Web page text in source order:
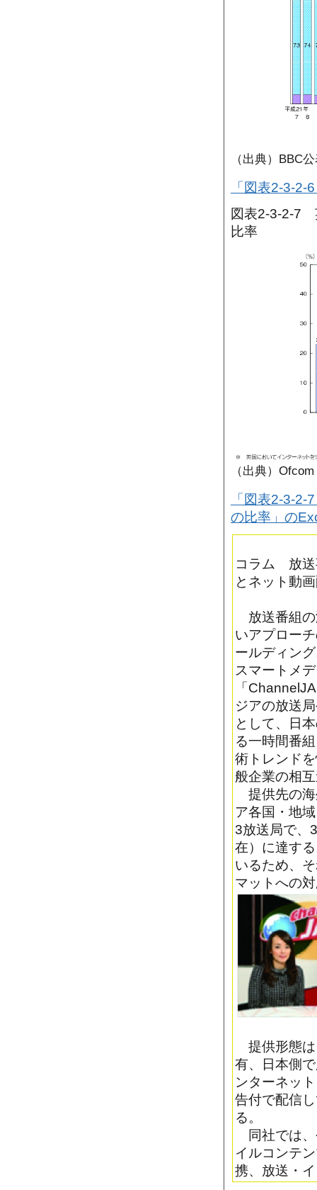
（出典）BBC
「図表2-3-
図表2-3-2-7
比率
（出典）
「図表2-3-
の比率」の
コラム 放送
とネット動
放送番組の
いアプロー
ールディン
スマートメ
「
ジアの放送
として、日
る一時間番
術トレンド
般企業の相
提供先の海
ア各国・地
3放送局で、
在）に達す
いるため、
マットへの
提供形態は
有、日本側
ンターネッ
告付で配信
る。
同社では、
イルコンテ
携、放送・